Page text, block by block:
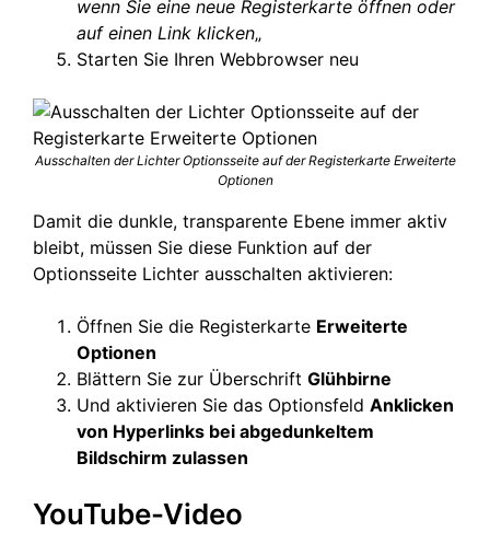
wenn Sie eine neue Registerkarte öffnen oder
auf einen Link klicken„
Starten Sie Ihren Webbrowser neu
Ausschalten der Lichter Optionsseite auf der Registerkarte Erweiterte
Optionen
Damit die dunkle, transparente Ebene immer aktiv
bleibt, müssen Sie diese Funktion auf der
Optionsseite Lichter ausschalten aktivieren:
Öffnen Sie die Registerkarte Erweiterte
Optionen
Blättern Sie zur Überschrift Glühbirne
Und aktivieren Sie das Optionsfeld Anklicken
von Hyperlinks bei abgedunkeltem
Bildschirm zulassen
YouTube-Video